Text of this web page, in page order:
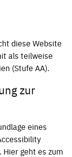
diese Website
als teilweise
(Stufe AA).
zur
eines
geht es zum